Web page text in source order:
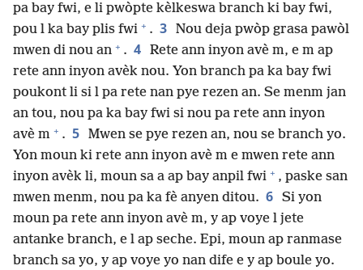
pa bay fwi, e li pwòpte kèlkeswa branch ki bay fwi,
pou l ka bay plis fwi + . 3 Nou deja pwòp grasa pawòl
mwen di nou an + . 4 Rete ann inyon avè m, e m ap
rete ann inyon avèk nou. Yon branch pa ka bay fwi
poukont li si l pa rete nan pye rezen an. Se menm jan
an tou, nou pa ka bay fwi si nou pa rete ann inyon
avè m + . 5 Mwen se pye rezen an, nou se branch yo.
Yon moun ki rete ann inyon avè m e mwen rete ann
inyon avèk li, moun sa a ap bay anpil fwi + , paske san
mwen menm, nou pa ka fè anyen ditou. 6 Si yon
moun pa rete ann inyon avè m, y ap voye l jete
antanke branch, e l ap seche. Epi, moun ap ranmase
branch sa yo, y ap voye yo nan dife e y ap boule yo.